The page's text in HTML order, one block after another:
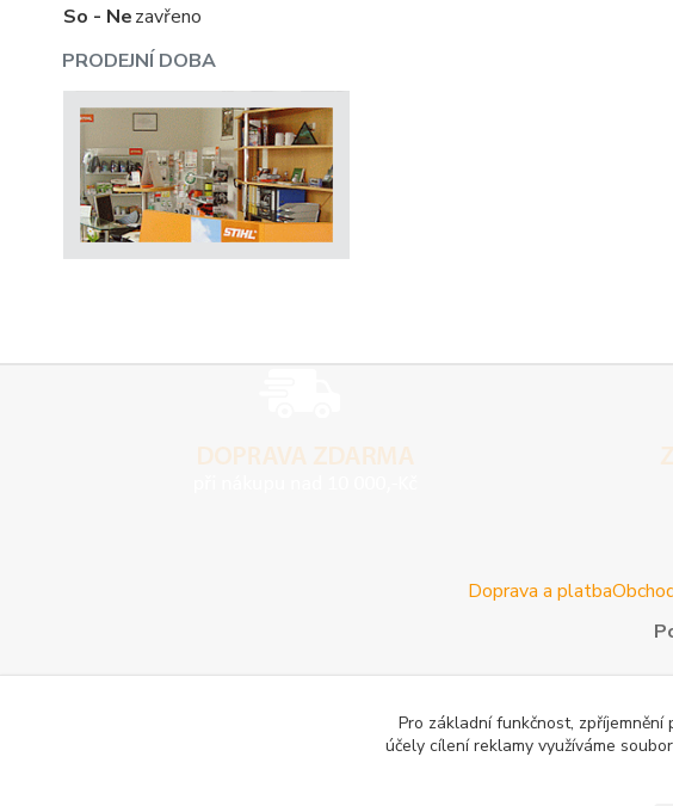
PRODEJNÍ DOBA
So - Nezavřeno
Doprava a platba
Pro základní funkčnost,
účely cílení reklamy využíváme